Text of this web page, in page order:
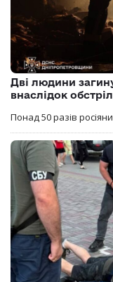
Дві людини
внаслідок
Понад 50 разів